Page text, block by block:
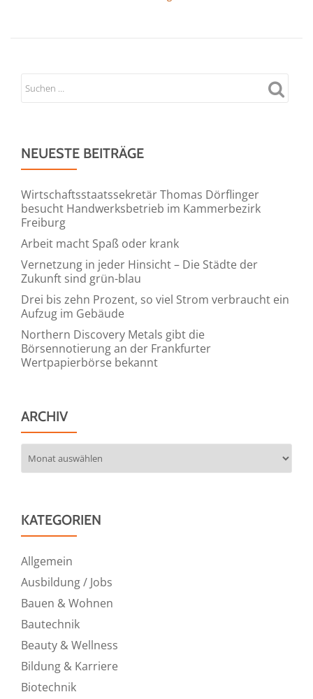
NEUESTE BEITRÄGE
Wirtschaftsstaatssekretär Thomas Dörflinger
besucht Handwerksbetrieb im Kammerbezirk
Freiburg
Arbeit macht Spaß oder krank
Vernetzung in jeder Hinsicht – Die Städte der
Zukunft sind grün-blau
Drei bis zehn Prozent, so viel Strom verbraucht ein
Aufzug im Gebäude
Northern Discovery Metals gibt die
Börsennotierung an der Frankfurter
Wertpapierbörse bekannt
ARCHIV
KATEGORIEN
Allgemein
Ausbildung / Jobs
Bauen & Wohnen
Bautechnik
Beauty & Wellness
Bildung & Karriere
Biotechnik